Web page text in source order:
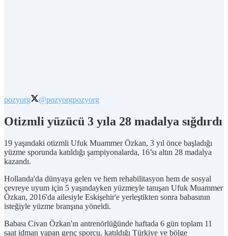
pozyorg @pozyorgpozyorg
Otizmli yüzücü 3 yıla 28 madalya sığdırdı
19 yaşındaki otizmli Ufuk Muammer Özkan, 3 yıl önce başladığı
yüzme sporunda katıldığı şampiyonalarda, 16’sı altın 28 madalya
kazandı.
Hollanda'da dünyaya gelen ve hem rehabilitasyon hem de sosyal
çevreye uyum için 5 yaşındayken yüzmeyle tanışan Ufuk Muammer
Özkan, 2016'da ailesiyle Eskişehir'e yerleştikten sonra babasının
isteğiyle yüzme branşına yöneldi.
Babası Civan Özkan'ın antrenörlüğünde haftada 6 gün toplam 11
saat idman yapan genç sporcu, katıldığı Türkiye ve bölge